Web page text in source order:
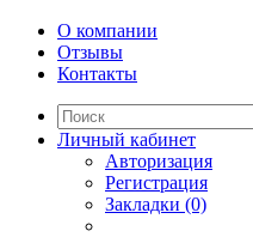
О компании
Отзывы
Контакты
Личный кабинет
Авторизация
Регистрация
Закладки (0)